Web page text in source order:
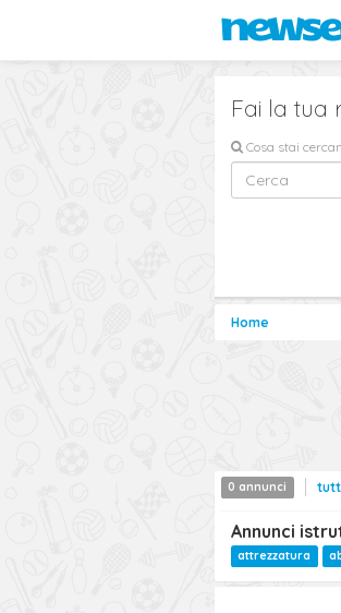
Fai la tua
Cosa stai
Home
0 annunci
Annunci
attrezzatura